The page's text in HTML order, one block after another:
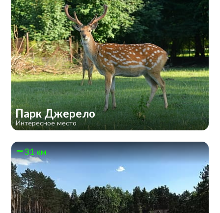
Парк Джерело
Интересное место
31 км